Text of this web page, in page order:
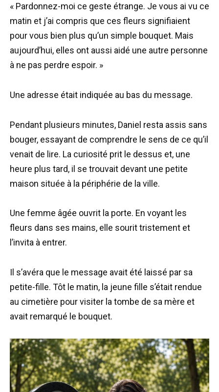
« Pardonnez-moi ce geste étrange. Je vous ai vu ce
matin et j’ai compris que ces fleurs signifiaient
pour vous bien plus qu’un simple bouquet. Mais
aujourd’hui, elles ont aussi aidé une autre personne
à ne pas perdre espoir. »
Une adresse était indiquée au bas du message.
Pendant plusieurs minutes, Daniel resta assis sans
bouger, essayant de comprendre le sens de ce qu’il
venait de lire. La curiosité prit le dessus et, une
heure plus tard, il se trouvait devant une petite
maison située à la périphérie de la ville.
Une femme âgée ouvrit la porte. En voyant les
fleurs dans ses mains, elle sourit tristement et
l’invita à entrer.
Il s’avéra que le message avait été laissé par sa
petite-fille. Tôt le matin, la jeune fille s’était rendue
au cimetière pour visiter la tombe de sa mère et
avait remarqué le bouquet.